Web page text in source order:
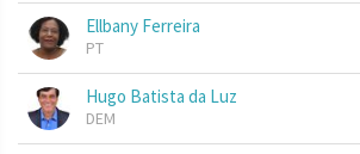
Ellbany Ferreira
PT
Hugo Batista da Luz
DEM